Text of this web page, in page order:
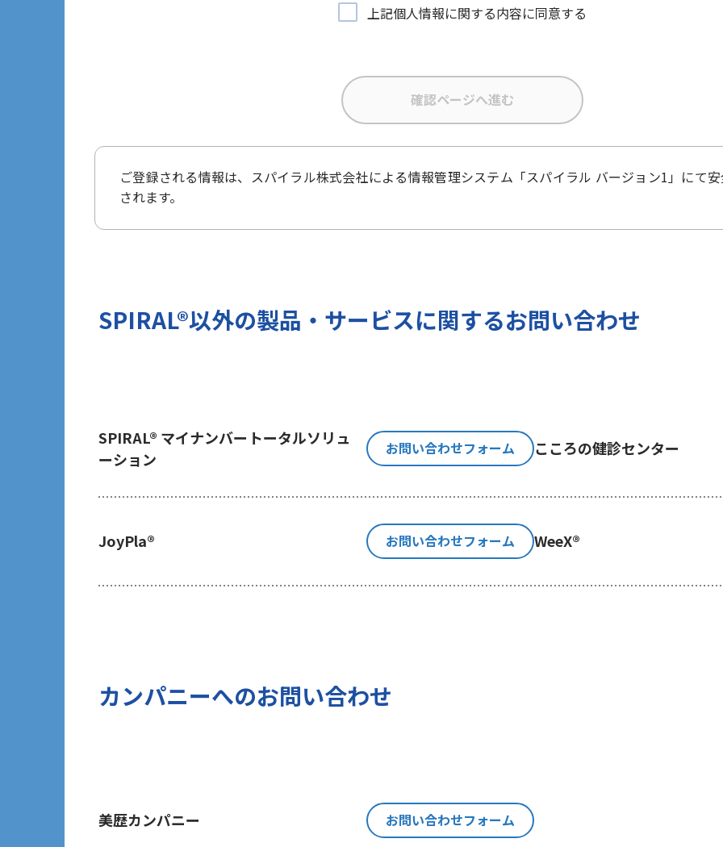
その他の目的では使用致しません。
ご提出頂く個人情報は、当社にて正確な状態に保ち、不正アクセス、紛失・破壊・改ざんおよび漏
また、EEA（欧州経済領域）域内所在者の個人データを日本を含む域外へ移転する場合、当社は、
3 個人情報の第三者提供について
当社は法令で定められる場合を除き、ご提出いただく個人情報を、貴方の同意なく第三者に提供す
ざいません。
づけ、お客様の興味関心に沿った当社サービスに関する広告の配信を行うことを目的としており、
5 個人情報の保存期間について
当社は、貴方の同意を得た収集目的に必要な期間に限り貴方の個人情報を保存します。
及び第三者への提供の停止（以下「開示等」といいます。）を請求することができます。貴方ご自身
の開示等を請求される場合は、後述の消費者相談・苦情窓口にご連絡をお願いいたします。なお、
7 個人情報の処理に関する権利について
(4)同意を撤回する権利
に発信する情報（ブログ記事、ホワイトペーパー）のご紹介、セミナー、イベント、展示会の開催
のご提供ができないことをご了承下さい。
上記個人情報に関する内容に同意する
ご登録される情報は、 スパイラル株式会社による情報管理システム「スパイラル バージョン1」 にて
されます。
SPIRAL®以外の製品・サービスに関するお問い合わせ
SPIRAL® マイナンバートータルソリュ
ーション
お問い合わせフォーム こころの健診センター
JoyPla® お問い合わせフォーム WeeX®
カンパニーへのお問い合わせ
美歴カンパニー お問い合わせフォーム